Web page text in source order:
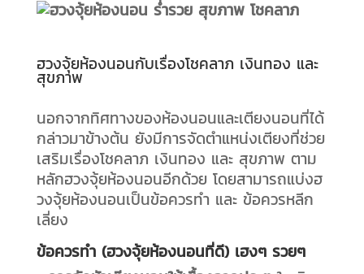
ฮวงจุ้ยห้องนอนกับเรื่องโชคลาภ เงินทอง และ
สุขภาพ
นอกจากทิศทางของห้องนอนและเตียงนอนที่ได้
กล่าวมาข้างต้น ยังมีการจัดตำแหน่งเตียงที่ช่วย
เสริมเรื่องโชคลาภ เงินทอง และ สุขภาพ ตาม
หลักฮวงจุ้ยห้องนอนอีกด้วย โดยสามารถแบ่งฮ
วงจุ้ยห้องนอนเป็นข้อควรทำ และ ข้อควรหลีก
เลี่ยง
ข้อควรทำ (ฮวงจุ้ยห้องนอนที่ดี) เฮงๆ รวยๆ